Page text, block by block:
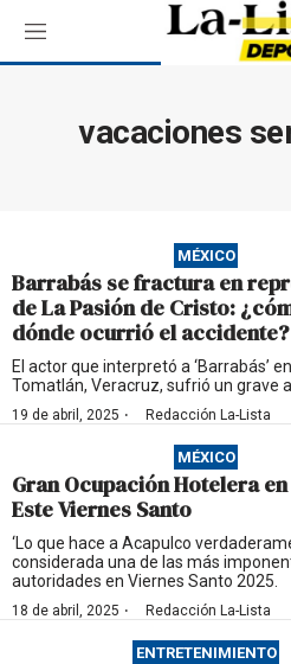
M
e
vacaciones
MÉXICO
Barrabás se fractura en
de La Pasión de Cristo:
dónde ocurrió el accidente?
El actor que interpretó a ‘Barrabás’
Tomatlán, Veracruz, sufrió un grave
19 de abril, 2025 · Redacción La-Lista
MÉXICO
Gran Ocupación Hotelera
Este Viernes Santo
‘Lo que hace a Acapulco
considerada una de las más
autoridades en Viernes Santo 2025.
18 de abril, 2025 · Redacción La-Lista
ENTRETENIMIENTO